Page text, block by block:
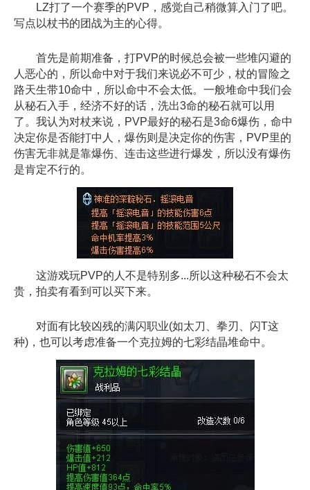
LZ打了一个赛季的PVP，感觉自己稍微算入门了吧。
写点以杖书的团战为主的心得。
首先是前期准备，打PVP的时候总会被一些堆闪避的
人恶心的，所以命中对于我们来说必不可少，杖的冒险之
路天生带10命中，所以命中不会太低。一般堆命中我们会
从秘石入手，经济不好的话，洗出3命的秘石就可以用
了。我认为对杖来说，PVP最好的秘石是3命6爆伤，命中
决定你是否能打中人，爆伤则是决定你的伤害，PVP里的
伤害无非就是靠爆伤、连击这些进行爆发，所以没有爆伤
是肯定不行的。
这游戏玩PVP的人不是特别多...所以这种秘石不会太
贵，拍卖有看到可以买下来。
对面有比较凶残的满闪职业(如太刀、拳刃、闪T这
种)，也可以考虑准备一个克拉姆的七彩结晶堆命中。